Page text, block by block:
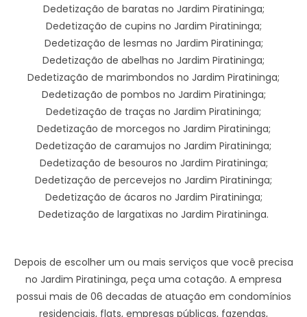
Dedetização de baratas no Jardim Piratininga;
Dedetização de cupins no Jardim Piratininga;
Dedetização de lesmas no Jardim Piratininga;
Dedetização de abelhas no Jardim Piratininga;
Dedetização de marimbondos no Jardim Piratininga;
Dedetização de pombos no Jardim Piratininga;
Dedetização de traças no Jardim Piratininga;
Dedetização de morcegos no Jardim Piratininga;
Dedetização de caramujos no Jardim Piratininga;
Dedetização de besouros no Jardim Piratininga;
Dedetização de percevejos no Jardim Piratininga;
Dedetização de ácaros no Jardim Piratininga;
Dedetização de largatixas no Jardim Piratininga.
Depois de escolher um ou mais serviços que você precisa
no Jardim Piratininga, peça uma cotação. A empresa
possui mais de 06 decadas de atuação em condomínios
residenciais, flats, empresas públicas, fazendas,